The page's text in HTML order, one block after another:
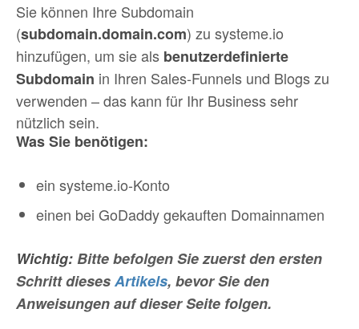
Sie können Ihre Subdomain
(subdomain.domain.com) zu systeme.io
hinzufügen, um sie als benutzerdefinierte
Subdomain in Ihren Sales-Funnels und Blogs zu
verwenden – das kann für Ihr Business sehr
nützlich sein.
Was Sie benötigen:
ein systeme.io-Konto
einen bei GoDaddy gekauften Domainnamen
Wichtig:Bitte befolgen Sie zuerst den ersten
Schritt diesesArtikels, bevor Sie den
Anweisungen auf dieser Seite folgen.